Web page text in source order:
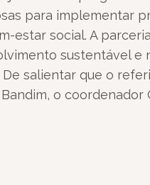
para implementar
estar social. A
sustentável e
salientar que o
o coordenador